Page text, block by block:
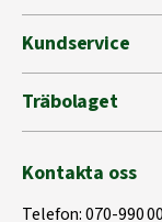
Kundservice
Träbolaget
Kontakta oss
Telefon:070-990